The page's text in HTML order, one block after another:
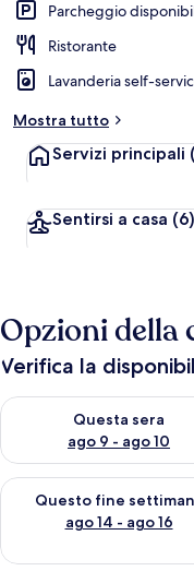
Parcheggio
Ristorante
Lavanderia self-
Mostra tutto
Servizi principali
Sentirsi a casa (6)
Opzioni della
Verifica la
Questa sera
ago 9 - ago 10
Verifica la disponibilità
Questo fine
ago 14 - ago 16
Verifica la disponibilità